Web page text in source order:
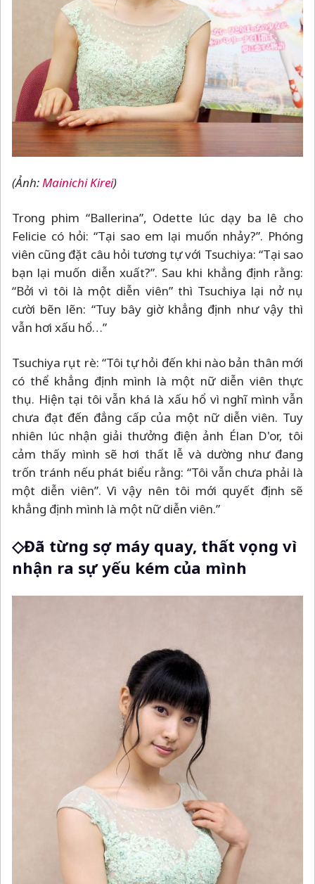
(Ảnh:Mainichi Kirei)
Trong phim “Ballerina”, Odette lúc dạy ba lê cho
Felicie có hỏi: “Tại sao em lại muốn nhảy?”. Phóng
viên cũng đặt câu hỏi tương tự với Tsuchiya: “Tại sao
bạn lại muốn diễn xuất?”. Sau khi khẳng định rằng:
“Bởi vì tôi là một diễn viên” thì Tsuchiya lại nở nụ
cười bẽn lẽn: “Tuy bây giờ khẳng định như vậy thì
vẫn hơi xấu hổ…”
Tsuchiya rụt rè: “Tôi tự hỏi đến khi nào bản thân mới
có thể khẳng định mình là một nữ diễn viên thực
thụ. Hiện tại tôi vẫn khá là xấu hổ vì nghĩ mình vẫn
chưa đạt đến đẳng cấp của một nữ diễn viên. Tuy
nhiên lúc nhận giải thưởng điện ảnh Élan D'or, tôi
cảm thấy mình sẽ hơi thất lễ và dường như đang
trốn tránh nếu phát biểu rằng: “Tôi vẫn chưa phải là
một diễn viên”. Vì vậy nên tôi mới quyết định sẽ
khẳng định mình là một nữ diễn viên.”
◇Đã từng sợ máy quay, thất vọng vì
nhận ra sự yếu kém của mình